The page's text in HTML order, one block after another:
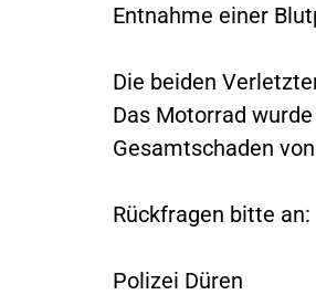
Entnahme einer
Die beiden
Das Motorrad
Gesamtschaden
Rückfragen bitte an:
Polizei Düren